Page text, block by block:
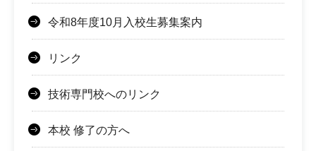
令和8年度10月入校生募集案内
リンク
技術専門校へのリンク
本校 修了の方へ